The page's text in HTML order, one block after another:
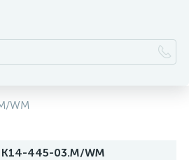
WM
K14-445-03.M/WM